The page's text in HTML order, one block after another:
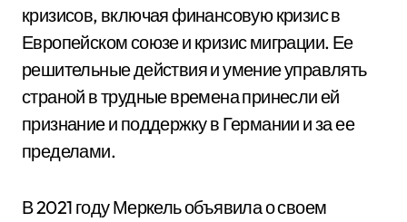
кризисов, включая финансовую кризис в
Европейском союзе и кризис миграции. Ее
решительные действия и умение управлять
страной в трудные времена принесли ей
признание и поддержку в Германии и за ее
пределами.
В 2021 году Меркель объявила о своем